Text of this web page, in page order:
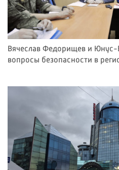
Вячеслав Федорищев и Юнус-
вопросы безопасности в